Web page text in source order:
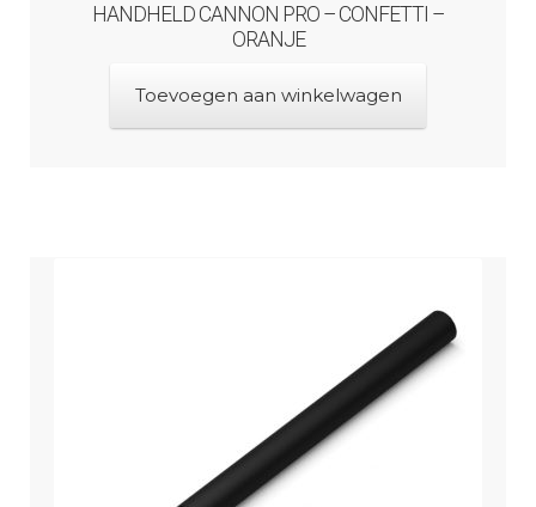
HANDHELD CANNON PRO – CONFETTI –
ORANJE
Toevoegen aan winkelwagen